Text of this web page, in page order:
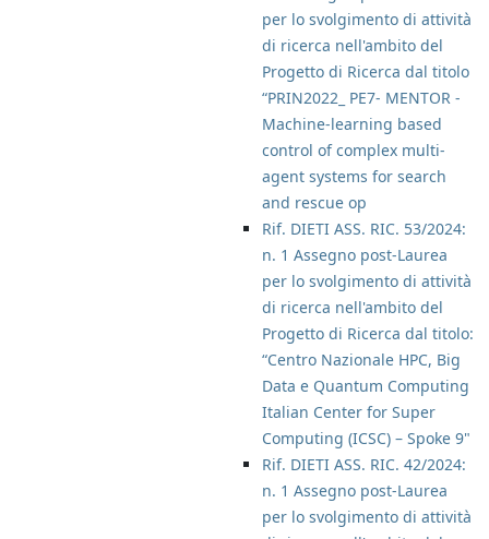
per lo svolgimento di attività
di ricerca nell'ambito del
Progetto di Ricerca dal titolo
“PRIN2022_ PE7- MENTOR -
Machine-learning based
control of complex multi-
agent systems for search
and rescue op
Rif. DIETI ASS. RIC. 53/2024:
n. 1 Assegno post-Laurea
per lo svolgimento di attività
di ricerca nell'ambito del
Progetto di Ricerca dal titolo:
“Centro Nazionale HPC, Big
Data e Quantum Computing
Italian Center for Super
Computing (ICSC) – Spoke 9"
Rif. DIETI ASS. RIC. 42/2024:
n. 1 Assegno post-Laurea
per lo svolgimento di attività